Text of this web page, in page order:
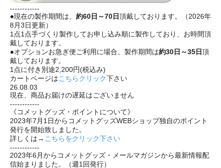
------------
●現在の製作期間は、 約60日～70日頂戴しております。（2026年
8月3日更新）
1点1点手づくり製作してお申し込み順に製作しており、お時間頂
戴しております。
●オプションお急ぎ便ご利用に場合、製作期間は約30日～35日頂
戴しております。
1点に付き別途2,200円(税込み)
カートページはこちらクリック下さい
26.08.03
現在、商品お届けの遅延はございません
------------
《コメットグッズ・ポイントについて》
2023年7月1日からコメットグッズWEBショップ独自のポイント
発行を開始致しました。
詳しくは→ こちらをクリック下さい
------------
2023年6月からコメットグッズ・メールマガジンから最新情報配
信始まりました。（週1回発行）